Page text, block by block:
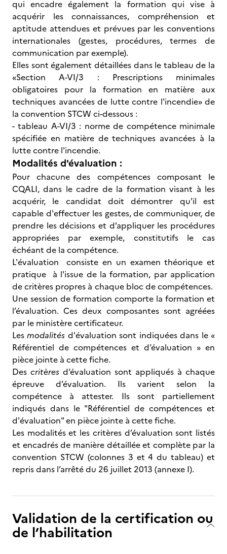
qui encadre également la formation qui vise à
acquérir les connaissances, compréhension et
aptitude attendues et prévues par les conventions
internationales (gestes, procédures, termes de
communication par exemple).
Elles sont également détaillées dans le tableau de la
«Section A-VI/3 : Prescriptions minimales
obligatoires pour la formation en matière aux
techniques avancées de lutte contre l'incendie» de
la convention STCW ci-dessous :
- tableau A-VI/3 : norme de compétence minimale
spécifiée en matière de techniques avancées à la
lutte contre l'incendie.
Modalités d'évaluation :
Pour chacune des compétences composant le
CQALI, dans le cadre de la formation visant à les
acquérir, le candidat doit démontrer qu'il est
capable d'effectuer les gestes, de communiquer, de
prendre les décisions et d’appliquer les procédures
appropriées par exemple, constitutifs le cas
échéant de la compétence.
L'évaluation consiste en un examen théorique et
pratique à l'issue de la formation, par application
de critères propres à chaque bloc de compétences.
Une session de formation comporte la formation et
l’évaluation. Ces deux composantes sont agréées
par le ministère certificateur.
Lesmodalités d'évaluation sont indiquées dans le «
Référentiel de compétences et d’évaluation » en
pièce jointe à cette fiche.
Des critères d’évaluation sont appliqués à chaque
épreuve d’évaluation. Ils varient selon la
compétence à attester. Ils sont partiellement
indiqués dans le "Référentiel de compétences et
d'évaluation" en pièce jointe à cette fiche.
Les modalités et les critères d’évaluation sont listés
et encadrés de manière détaillée et complète par la
convention STCW (colonnes 3 et 4 du tableau) et
repris dans l’arrêté du 26 juillet 2013 (annexe I).
Validation de la certification ou
de l’habilitation